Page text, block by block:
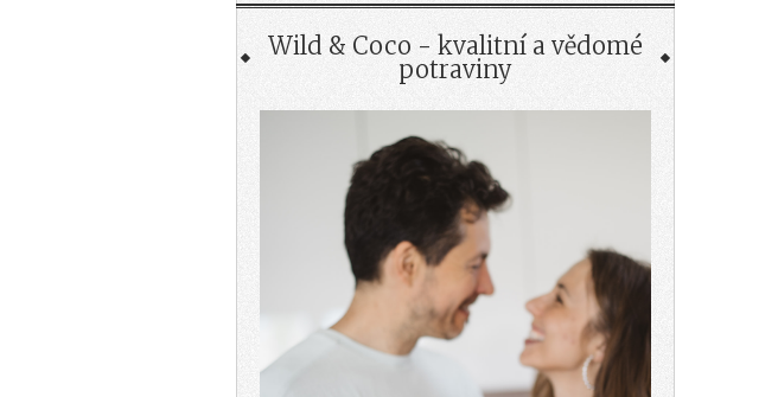
Wild & Coco - kvalitní a vědomé
potraviny